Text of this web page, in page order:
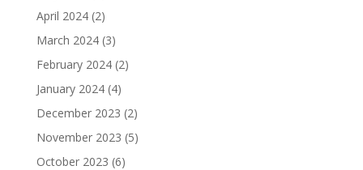
April 2024(2)
March 2024(3)
February 2024(2)
January 2024(4)
December 2023 (2)
November 2023 (5)
October 2023 (6)